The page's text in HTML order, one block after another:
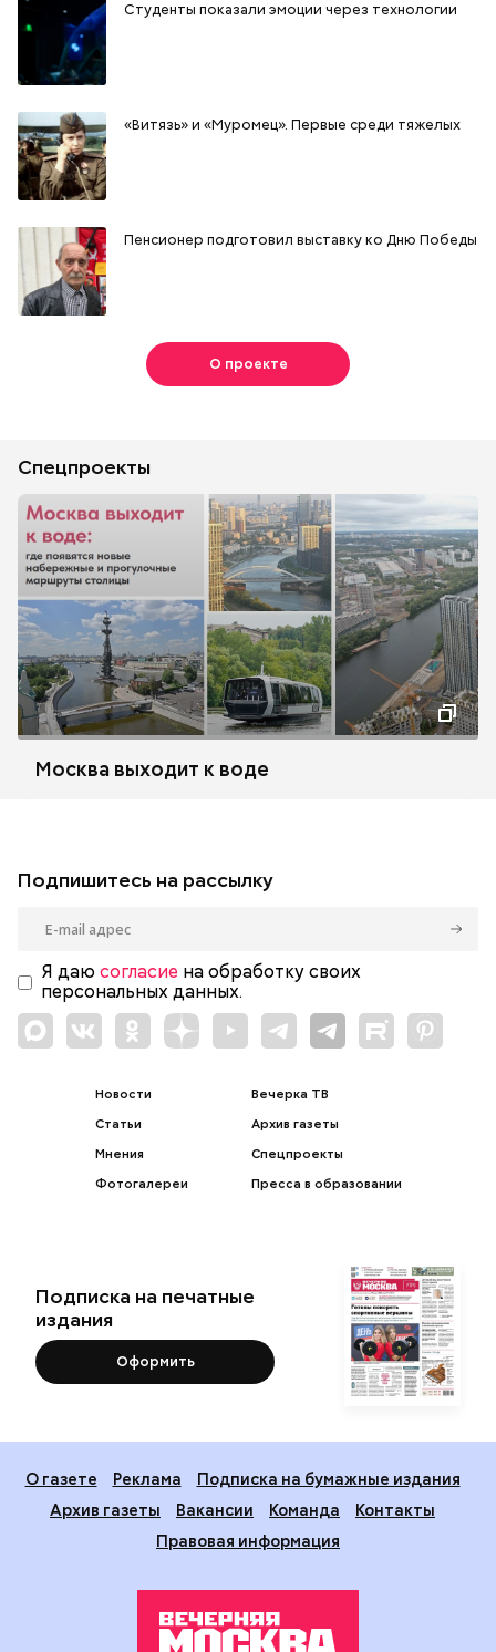
Студенты показали эмоции через технологии
«Витязь» и «Муромец». Первые среди тяжелых
Пенсионер подготовил выставку ко Дню Победы
О проекте
Спецпроекты
Москва выходит к воде
Подпишитесь на рассылку
Я даю согласие на обработку своих
персональных данных.
Новости
Статьи
Мнения
Фотогалереи
Вечерка ТВ
Архив газеты
Спецпроекты
Пресса в образовании
Подписка на печатные
издания
Оформить
О газете Реклама
Подписка на бумажные издания
Архив газеты
Вакансии Команда
Контакты
Правовая информация